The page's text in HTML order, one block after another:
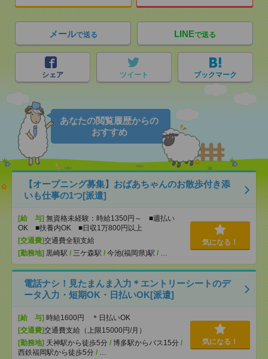
メールで送る LINEで送る
シェア ツイート ブックマーク
あなたの閲覧履歴からの
おすすめ
【オープニング募集】おばあちゃんのお散歩付き添
いも仕事の1つ[派遣]
[給 与] 無資格未経験：時給1350円～ ■週払い
OK ■扶養内OK ■日収1万800円以上
[交通費]交通費全額支給
[勤務地] 黒崎駅 / 三ケ森駅 / 今池(福岡県)駅 / …
気になる！
電話ナシ！見たまんま入力＊エントリーシートのデ
ータ入力・短期OK・日払いOK[派遣]
[給 与] 時給1600円 ＊日払いOK
[交通費]交通費支給（上限15000円/月）
[勤務地] 天神駅から徒歩5分 / 博多駅からバス15分 /
西鉄福岡駅から徒歩5分 / …
気になる！